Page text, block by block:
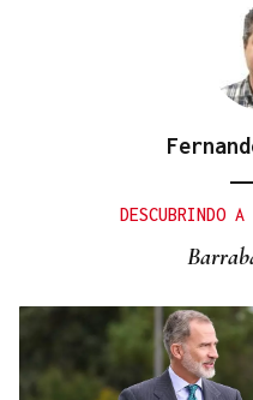
Santi Aldama, jugador
DESCUBRINDO